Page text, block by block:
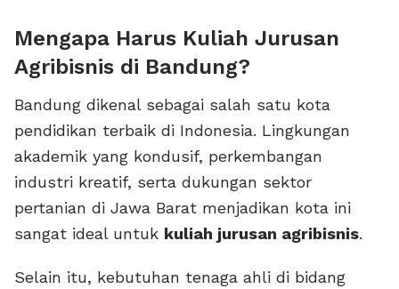
Mengapa Harus Kuliah Jurusan
Agribisnis di Bandung?
Bandung dikenal sebagai salah satu kota
pendidikan terbaik di Indonesia. Lingkungan
akademik yang kondusif, perkembangan
industri kreatif, serta dukungan sektor
pertanian di Jawa Barat menjadikan kota ini
sangat ideal untuk kuliah jurusan agribisnis.
Selain itu, kebutuhan tenaga ahli di bidang